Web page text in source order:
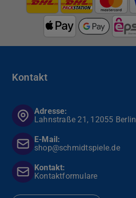
Kontakt
Adresse:
Lahnstraße 21, 12055 Berlin
E-Mail:
shop@schmidtspiele.de
Kontakt:
Kontaktformulare